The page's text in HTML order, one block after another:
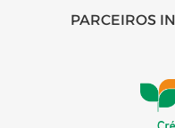
PARCEIROS